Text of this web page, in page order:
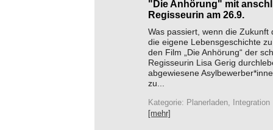
"Die Anhörung" mit
Regisseurin am 26.9.
Was passiert, wenn die Zukunft
die eigene Lebensgeschichte
den Film „Die Anhörung“ der
Regisseurin Lisa Gerig
abgewiesene
zu...
Kategorie: Planerladen, Integration
[mehr]